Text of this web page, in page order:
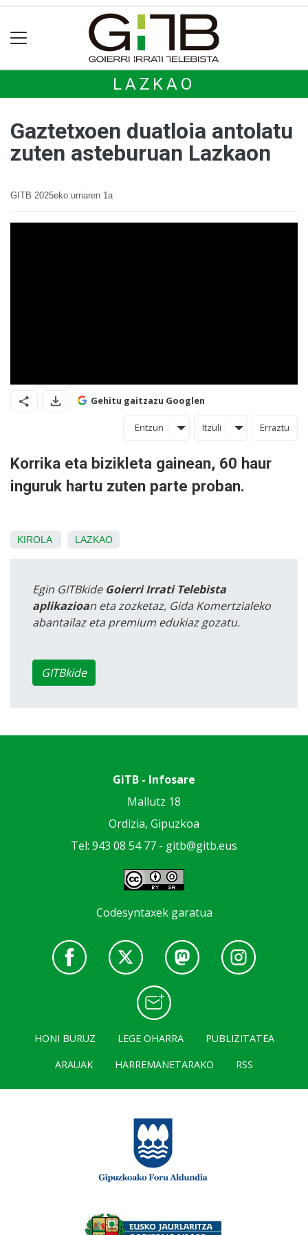
LAZKAO
Gaztetxoen duatloia antolatu
zuten asteburuan Lazkaon
GITB 2025eko urriaren 1a
Gehitu gaitzazu Googlen
Entzun Itzuli Erraztu
Korrika eta bizikleta gainean, 60 haur
inguruk hartu zuten parte proban.
KIROLA LAZKAO
Egin GITBkide Goierri Irrati Telebista
aplikazioan eta zozketaz, Gida Komertzialeko
abantailaz eta premium edukiaz gozatu.
GITBkide
GiTB - Infosare
Mallutz 18
Ordizia, Gipuzkoa
Tel: 943 08 54 77 - gitb@gitb.eus
Codesyntaxek garatua
HONI BURUZ LEGE OHARRA
PUBLIZITATEA
ARAUAK
HARREMANETARAKO RSS